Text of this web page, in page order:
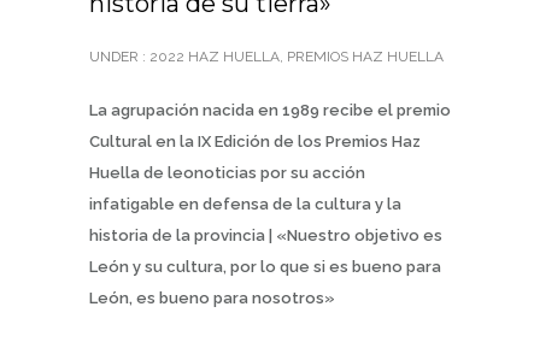
UNDER : 2022 HAZ HUELLA, PREMIOS HAZ HUELLA
La agrupación nacida en 1989 recibe el premio
Cultural en la IX Edición de los Premios Haz
Huella de leonoticias por su acción
infatigable en defensa de la cultura y la
historia de la provincia | «Nuestro objetivo es
León y su cultura, por lo que si es bueno para
León, es bueno para nosotros»